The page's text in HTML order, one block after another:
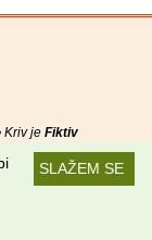
Kriv je Fiktiv
kanaliSLAŽEM SE